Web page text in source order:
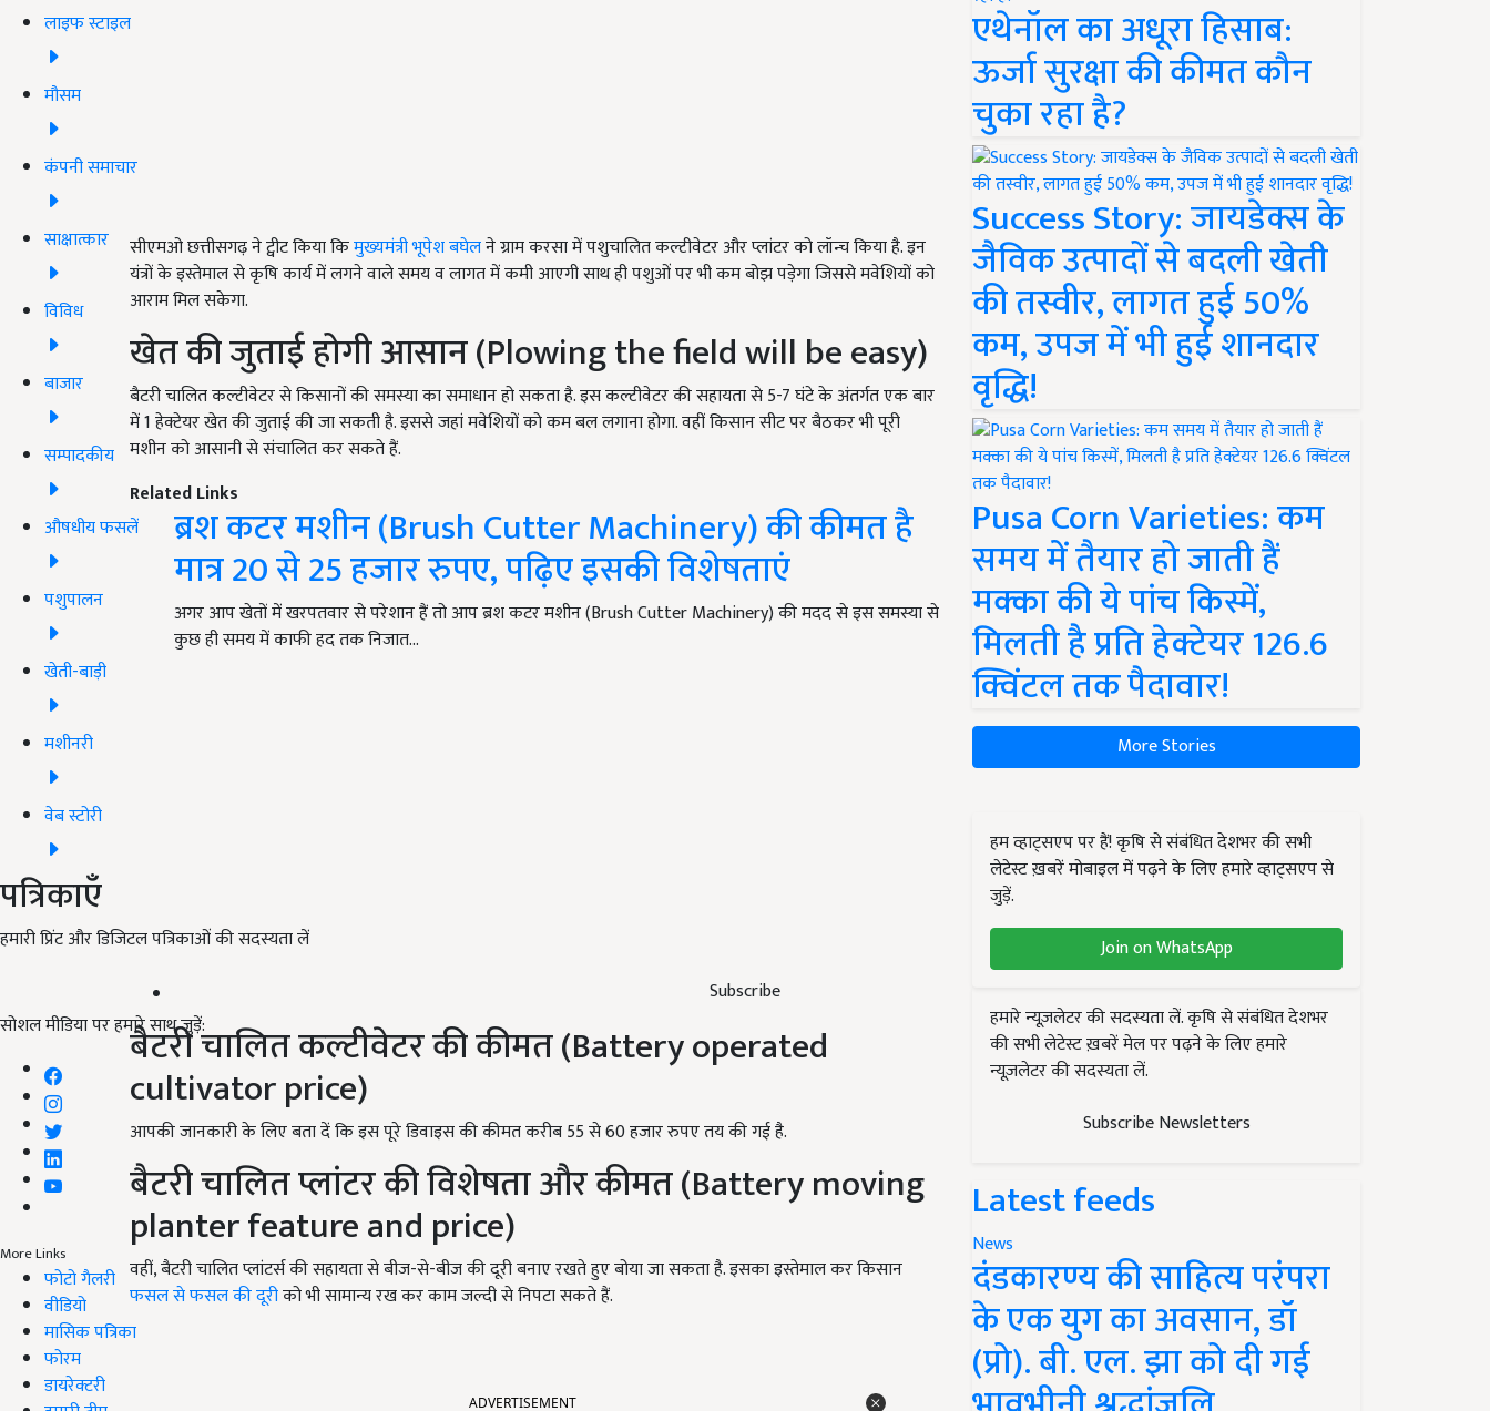
लाइफ स्टाइल
मौसम
कंपनी समाचार
साक्षात्कार
विविध
बाजार
सम्पादकीय
औषधीय फसलें
पशुपालन
खेती-बाड़ी
मशीनरी
वेब स्टोरी
पत्रिकाएँ
हमारी प्रिंट और डिजिटल पत्रिकाओं की सदस्यता लें
Subscribe
सोशल मीडिया पर हमारे साथ जुड़ें:
More Links
फोटो गैलरी
वीडियो
मासिक पत्रिका
फोरम
डायरेक्टरी
सीएमओ छत्तीसगढ़ ने ट्वीट किया किमुख्यमंत्री भूपेश बघेलने ग्राम करसा में पशुचालित कल्टीवेटर और प्लांटर को लॉन्च किया है. इन
यंत्रों के इस्तेमाल से कृषि कार्य में लगने वाले समय व लागत में कमी आएगी साथ ही पशुओं पर भी कम बोझ पड़ेगा जिससे मवेशियों को
आराम मिल सकेगा.
खेत की जुताई होगी आसान (Plowing the field will be easy)
बैटरी चालित कल्टीवेटर से किसानों की समस्या का समाधान हो सकता है. इस कल्टीवेटर की सहायता से 5-7 घंटे के अंतर्गत एक बार
में 1 हेक्टेयर खेत की जुताई की जा सकती है. इससे जहां मवेशियों को कम बल लगाना होगा. वहीं किसान सीट पर बैठकर भी पूरी
मशीन को आसानी से संचालित कर सकते हैं.
Related Links
ब्रश कटर मशीन (Brush Cutter Machinery) की कीमत है
मात्र 20 से 25 हजार रुपए, पढ़िए इसकी विशेषताएं
अगर आप खेतों में खरपतवार से परेशान हैं तो आप ब्रश कटर मशीन (Brush Cutter Machinery) की मदद से इस समस्या से
कुछ ही समय में काफी हद तक निजात…
बैटरी चालित कल्टीवेटर की कीमत (Battery operated
cultivator price)
आपकी जानकारी के लिए बता दें कि इस पूरे डिवाइस की कीमत करीब 55 से 60 हजार रुपए तय की गई है.
बैटरी चालित प्लांटर की विशेषता और कीमत (Battery moving
planter feature and price)
वहीं, बैटरी चालित प्लांटर्स की सहायता से बीज-से-बीज की दूरी बनाए रखते हुए बोया जा सकता है. इसका इस्तेमाल कर किसान
फसल से फसल की दूरीको भी सामान्य रख कर काम जल्दी से निपटा सकते हैं.
एथेनॉल का अधूरा हिसाब:
ऊर्जा सुरक्षा की कीमत कौन
चुका रहा है?
Success Story: जायडेक्स के
जैविक उत्पादों से बदली खेती
की तस्वीर, लागत हुई 50%
कम, उपज में भी हुई शानदार
वृद्धि!
Pusa Corn Varieties: कम
समय में तैयार हो जाती हैं
मक्का की ये पांच किस्में,
मिलती है प्रति हेक्टेयर 126.6
क्विंटल तक पैदावार!
More Stories
हम व्हाट्सएप पर हैं! कृषि से संबंधित देशभर की सभी
लेटेस्ट ख़बरें मोबाइल में पढ़ने के लिए हमारे व्हाट्सएप से
जुड़ें.
Join on WhatsApp
हमारे न्यूज़लेटर की सदस्यता लें. कृषि से संबंधित देशभर
की सभी लेटेस्ट ख़बरें मेल पर पढ़ने के लिए हमारे
न्यूज़लेटर की सदस्यता लें.
Subscribe Newsletters
Latest feeds
News
दंडकारण्य की साहित्य परंपरा
के एक युग का अवसान, डॉ
(प्रो). बी. एल. झा को दी गई